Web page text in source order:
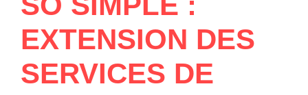
EXTENSION DES
SERVICES DE